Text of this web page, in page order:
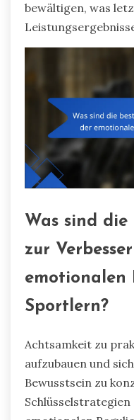
bewältigen, was
Was sind
zur
emotionalen
Sportlern?
Achtsamkeit zu
aufzubauen und
Bewusstsein zu